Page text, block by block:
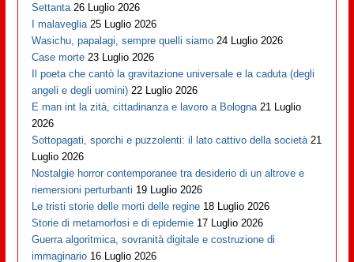
Settanta 26 Luglio 2026
I malaveglia 25 Luglio 2026
Wasichu, papalagi, sempre quelli siamo 24 Luglio 2026
Case morte 23 Luglio 2026
Il poeta che cantò la gravitazione universale e la caduta (degli
angeli e degli uomini) 22 Luglio 2026
E man int la zità, cittadinanza e lavoro a Bologna 21 Luglio
2026
Sottopagati, sporchi e puzzolenti: il lato cattivo della società 21
Luglio 2026
Nostalgie horror contemporanee tra desiderio di un altrove e
riemersioni perturbanti 19 Luglio 2026
Le tristi storie delle morti delle regine 18 Luglio 2026
Storie di metamorfosi e di epidemie 17 Luglio 2026
Guerra algoritmica, sovranità digitale e costruzione di
immaginario 16 Luglio 2026